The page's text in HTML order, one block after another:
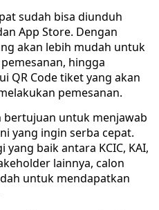
sudah bisa diunduh
App Store. Dengan
akan lebih mudah untuk
hingga
QR Code tiket yang akan
pemesanan.
bertujuan untuk menjawab
yang ingin serba cepat.
baik antara KCIC, KAI,
lainnya, calon
untuk mendapatkan